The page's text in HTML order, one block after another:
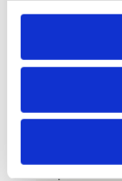
Het
Brussel
vandaar
8310